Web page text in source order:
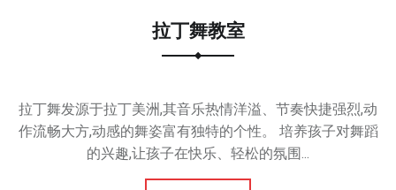
拉丁舞教室
拉丁舞发源于拉丁美洲,其音乐热情洋溢、节奏快捷强烈,动
作流畅大方,动感的舞姿富有独特的个性。 培养孩子对舞蹈
的兴趣,让孩子在快乐、轻松的氛围...